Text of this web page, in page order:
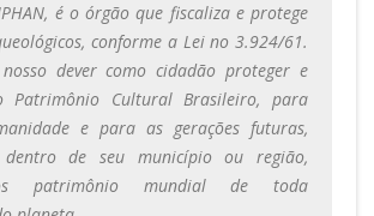
é o órgão que fiscaliza e protege
conforme a Lei no 3.924/61.
dever como cidadão proteger e
Patrimônio Cultural Brasileiro, para
e para as gerações futuras,
dentro de seu município ou região,
patrimônio mundial de toda